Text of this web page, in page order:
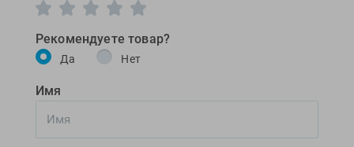
Рекомендуете товар?
Да Нет
Имя